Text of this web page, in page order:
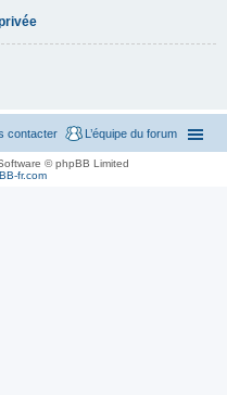
L’équipe du forum
contacter
© phpBB Limited
fr.com